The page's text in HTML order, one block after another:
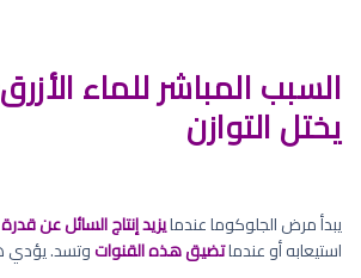
السبب المباشر للماء
يختل التوازن
يبدأ مرض الجلوكوما عندمايزيد إنتاج السائل عن
استيعابه أو عندماتضيق هذه القنواتوتسد. يؤدي